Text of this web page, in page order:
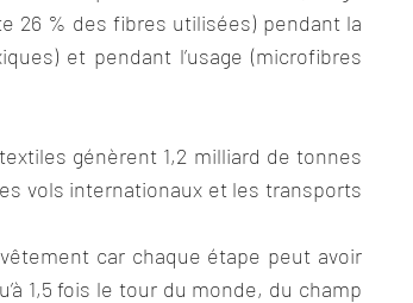
26 % des fibres utilisées) pendant la
et pendant l’usage (microfibres
génèrent 1,2 milliard de tonnes
vols internationaux et les transports
car chaque étape peut avoir
1,5 fois le tour du monde, du champ